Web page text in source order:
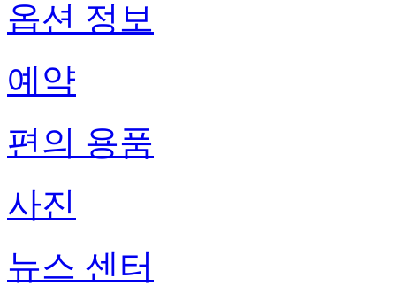
옵션 정보
예약
편의 용품
사진
뉴스 센터